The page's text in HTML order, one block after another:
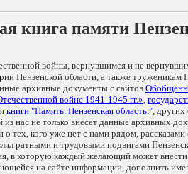
книга памяти
войны, вернувшимся и не
Пензенской области, а также труженикам
архивные документы с сайтов
войне 1941-1945 гг.»,
книги "Память. Пензенская область.", других
из нас не только внесёт данные архивных
тех, кого уже нет с нами рядом,
ратными и трудовыми подвигами
в которую каждый желающий может
на сайте информации, дополнить